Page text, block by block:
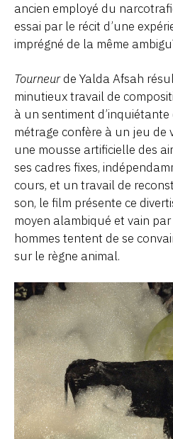
ancien employé du
essai par le récit d’une
imprégné de la même
Tourneurde Yalda Afsah
minutieux travail de
à un sentiment
métrage confère à un jeu de
une mousse artificielle des
ses cadres fixes,
cours, et un travail de
son, le film présente ce
moyen alambiqué et vain
hommes tentent de se
sur le règne animal.